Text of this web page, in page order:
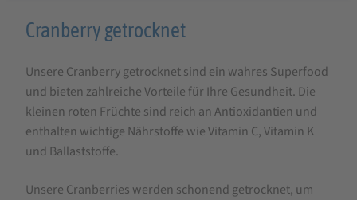
Produktbeschreibung
Cranberry
getrocknet
Cranberry getrocknet
Unsere Cranberry getrocknet sind ein wahres Superfood
und bieten zahlreiche Vorteile für Ihre Gesundheit. Die
kleinen roten Früchte sind reich an Antioxidantien und
enthalten wichtige Nährstoffe wie Vitamin C, Vitamin K
und Ballaststoffe.
Unsere Cranberries werden schonend getrocknet, um